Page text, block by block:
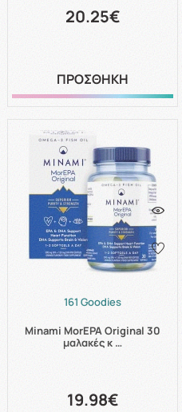
20.25€
ΠΡΟΣΘΗΚΗ
161 Goodies
Minami MorEPA Original 30
μαλακές κ …
19.98€